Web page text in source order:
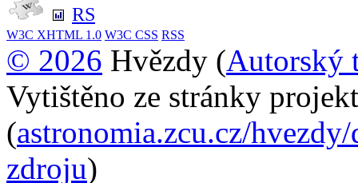
RS
W3C XHTML 1.0 W3C CSS RSS
© 2026 Hvězdy (Autorský
Vytištěno ze stránky
(astronomia.zcu.cz/
zdroju)